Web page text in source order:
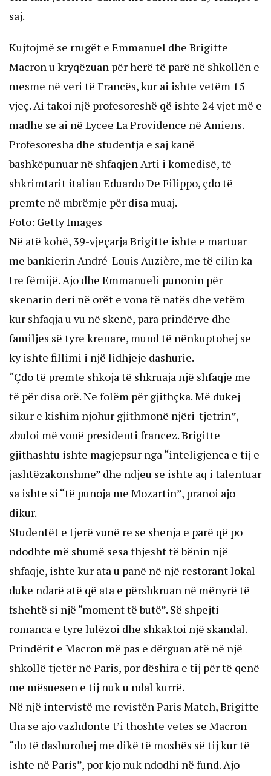
saj.
Kujtojmë se rrugët e Emmanuel dhe Brigitte
Macron u kryqëzuan për herë të parë në shkollën e
mesme në veri të Francës, kur ai ishte vetëm 15
vjeç. Ai takoi një profesoreshë që ishte 24 vjet më e
madhe se ai në Lycee La Providence në Amiens.
Profesoresha dhe studentja e saj kanë
bashkëpunuar në shfaqjen Arti i komedisë, të
shkrimtarit italian Eduardo De Filippo, çdo të
premte në mbrëmje për disa muaj.
Foto: Getty Images
Në atë kohë, 39-vjeçarja Brigitte ishte e martuar
me bankierin André-Louis Auzière, me të cilin ka
tre fëmijë. Ajo dhe Emmanueli punonin për
skenarin deri në orët e vona të natës dhe vetëm
kur shfaqja u vu në skenë, para prindërve dhe
familjes së tyre krenare, mund të nënkuptohej se
ky ishte fillimi i një lidhjeje dashurie.
“Çdo të premte shkoja të shkruaja një shfaqje me
të për disa orë. Ne folëm për gjithçka. Më dukej
sikur e kishim njohur gjithmonë njëri-tjetrin”,
zbuloi më vonë presidenti francez. Brigitte
gjithashtu ishte magjepsur nga “inteligjenca e tij e
jashtëzakonshme” dhe ndjeu se ishte aq i talentuar
sa ishte si “të punoja me Mozartin”, pranoi ajo
dikur.
Studentët e tjerë vunë re se shenja e parë që po
ndodhte më shumë sesa thjesht të bënin një
shfaqje, ishte kur ata u panë në një restorant lokal
duke ndarë atë që ata e përshkruan në mënyrë të
fshehtë si një “moment të butë”. Së shpejti
romanca e tyre lulëzoi dhe shkaktoi një skandal.
Prindërit e Macron më pas e dërguan atë në një
shkollë tjetër në Paris, por dëshira e tij për të qenë
me mësuesen e tij nuk u ndal kurrë.
Në një intervistë me revistën Paris Match, Brigitte
tha se ajo vazhdonte t’i thoshte vetes se Macron
“do të dashurohej me dikë të moshës së tij kur të
ishte në Paris”, por kjo nuk ndodhi në fund. Ajo